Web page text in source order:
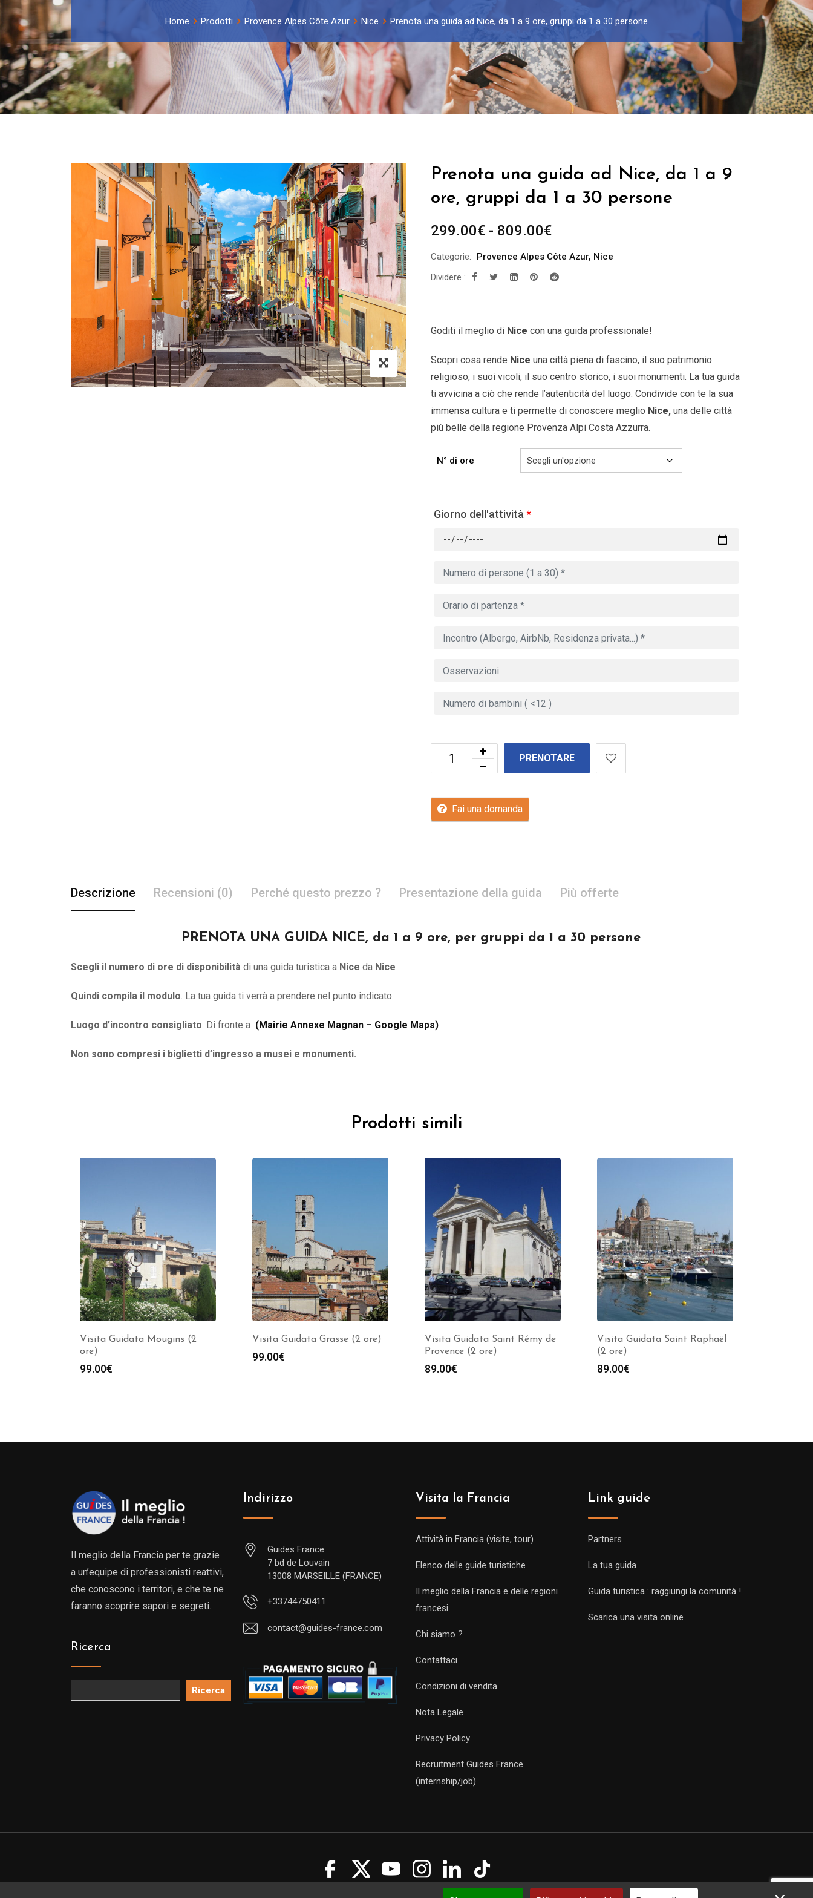
Home Prodotti Provence Alpes Côte Azur Nice Prenota una guida ad Nice, da 1 a 9 ore, gruppi da 1 a 30 persone
Prenota una guida ad Nice, da 1 a 9
ore, gruppi da 1 a 30 persone
299.00€ - 809.00€Fascia
prezzo:
da
809.00€
Categorie: Provence Alpes Côte Azur, Nice
Dividere :
Goditi il ​​meglio di Nice con una guida professionale!
Scopri cosa rende Nice una città piena di fascino, il suo patrimonio
religioso, i suoi vicoli, il suo centro storico, i suoi monumenti. La tua guida
ti avvicina a ciò che rende l’autenticità del luogo. Condivide con te la sua
immensa cultura e ti permette di conoscere meglio Nice, una delle città
più belle della regione Provenza Alpi Costa Azzurra.
N° di ore
Giorno dell'attività *
PRENOTARE
Fai una domanda
Descrizione Recensioni (0) Perché questo prezzo ? Presentazione della guida Più offerte
PRENOTA UNA GUIDA NICE, da 1 a 9 ore, per gruppi da 1 a 30 persone
Scegli il numero di ore di disponibilità di una guida turistica a Nice da Nice
Quindi compila il modulo. La tua guida ti verrà a prendere nel punto indicato.
Luogo d’incontro consigliato: Di fronte a (Mairie Annexe Magnan – Google Maps)
Non sono compresi i biglietti d’ingresso a musei e monumenti.
Prodotti simili
Visita Guidata Mougins (2
ore)
99.00€
Visita Guidata Grasse (2 ore)
99.00€
Visita Guidata Saint Rémy de
Provence (2 ore)
89.00€
Visita Guidata Saint Raphaël
(2 ore)
89.00€
Il meglio della Francia per te grazie
a un’equipe di professionisti reattivi,
che conoscono i territori, e che te ne
faranno scoprire sapori e segreti.
Ricerca
Ricerca
Indirizzo
Guides France
7 bd de Louvain
13008 MARSEILLE (FRANCE)
+33744750411
contact@guides-france.com
Visita la Francia
Attività in Francia (visite, tour)
Elenco delle guide turistiche
Il meglio della Francia e delle regioni
francesi
Chi siamo ?
Contattaci
Condizioni di vendita
Nota Legale
Privacy Policy
Recruitment Guides France
(internship/job)
Link guide
Partners
La tua guida
Guida turistica : raggiungi la comunità !
Scarica una visita online